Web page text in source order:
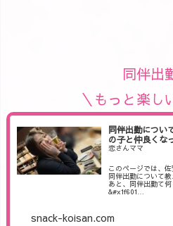
同伴出
＼もっと楽し
同伴出勤につい
の子と仲良くな
恋さんママ
このページでは、
同伴出勤について
あと、同伴出勤て
&#x1f601…
snack-koisan.com